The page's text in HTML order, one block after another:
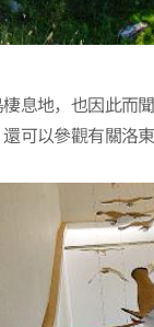
地，也因此而
可以參觀有關洛